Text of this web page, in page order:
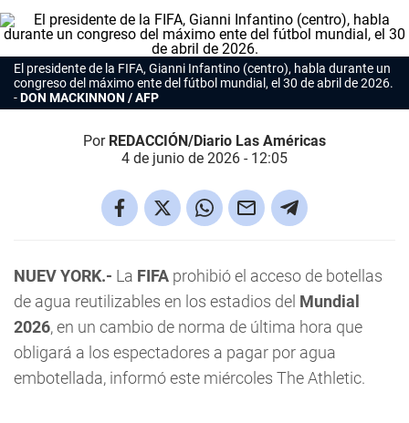
El presidente de la FIFA, Gianni Infantino (centro), habla durante un
congreso del máximo ente del fútbol mundial, el 30 de abril de 2026.
DON MACKINNON / AFP
Por REDACCIÓN/Diario Las Américas
4 de junio de 2026 - 12:05
NUEV YORK.- La FIFA prohibió el acceso de botellas
de agua reutilizables en los estadios del Mundial
2026, en un cambio de norma de última hora que
obligará a los espectadores a pagar por agua
embotellada, informó este miércoles The Athletic.